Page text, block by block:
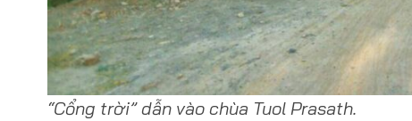
“Cổng trời” dẫn vào chùa Tuol Prasath.